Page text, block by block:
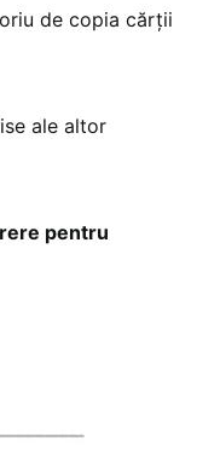
de copia cărții
ale altor
pentru